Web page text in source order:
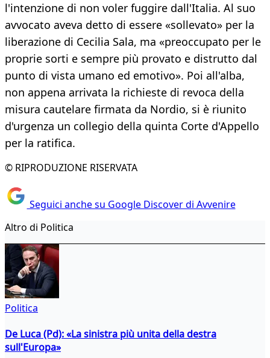
l'intenzione di non voler fuggire dall'Italia. Al suo
avvocato aveva detto di essere «sollevato» per la
liberazione di Cecilia Sala, ma «preoccupato per le
proprie sorti e sempre più provato e distrutto dal
punto di vista umano ed emotivo». Poi all'alba,
non appena arrivata la richieste di revoca della
misura cautelare firmata da Nordio, si è riunito
d'urgenza un collegio della quinta Corte d'Appello
per la ratifica.
© RIPRODUZIONE RISERVATA
Seguici anche su Google Discover di Avvenire
Altro di Politica
Politica
De Luca (Pd): «La sinistra più unita della destra
sull'Europa»